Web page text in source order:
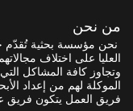
من نحن
نحن مؤسسة بحثية تُقدّم
العليا على اختلاف
وتجاوز كافة المشاكل
الموكلة لهم من إعداد
فريق العمل يتكون فريق